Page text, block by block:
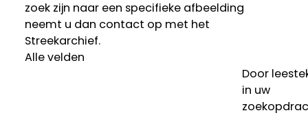
zoek zijn naar een specifieke afbeelding
neemt u dan contact op met het
Streekarchief.
Alle velden
Door
in uw